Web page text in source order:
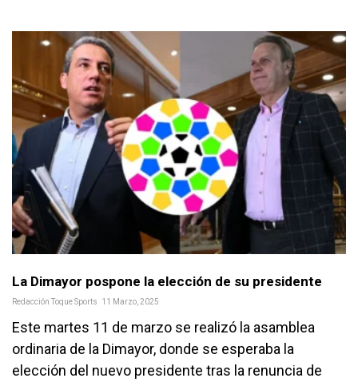
La Dimayor pospone la elección de su presidente
Redacción Toque Sports 11 Marzo, 2025
Este martes 11 de marzo se realizó la asamblea
ordinaria de la Dimayor, donde se esperaba la
elección del nuevo presidente tras la renuncia de